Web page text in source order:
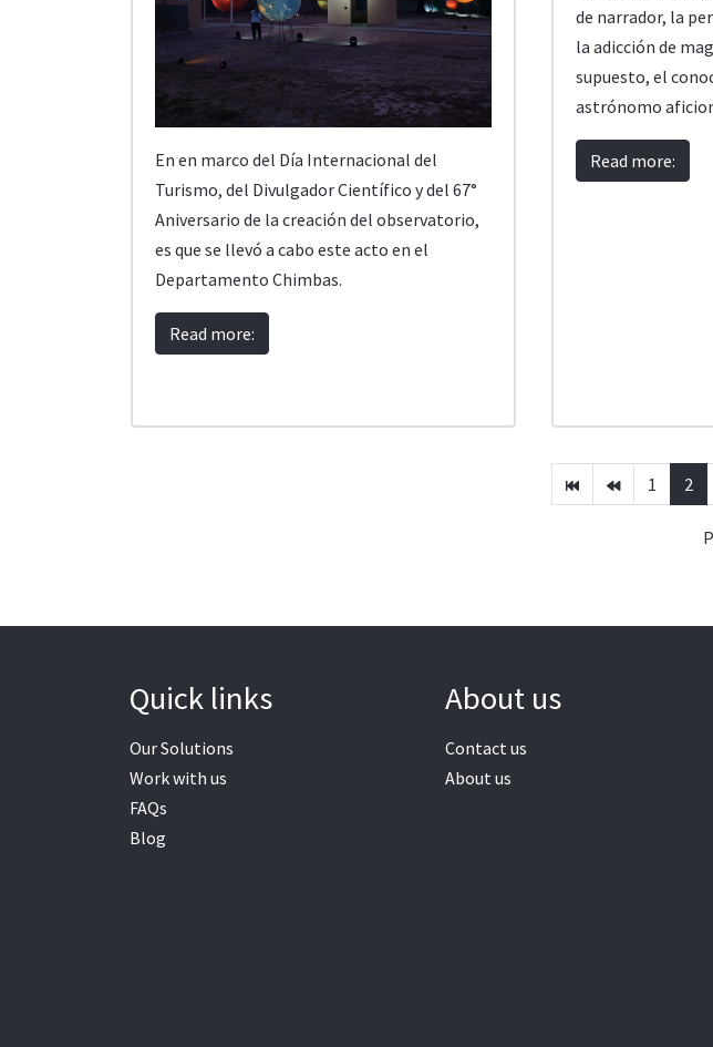
En en marco del Día Internacional del
Turismo, del Divulgador Científico y del 67°
Aniversario de la creación del observatorio,
es que se llevó a cabo este acto en el
Departamento Chimbas.
Read more:
de narrador, la
la adicción de
supuesto, el
astrónomo
Read more:
1 2
Quick links
Our Solutions
Work with us
FAQs
Blog
About us
Contact us
About us